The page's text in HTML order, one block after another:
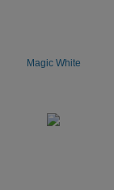
Magic White